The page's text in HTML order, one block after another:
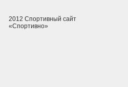
2012 Спортивный сайт
«Спортивно»